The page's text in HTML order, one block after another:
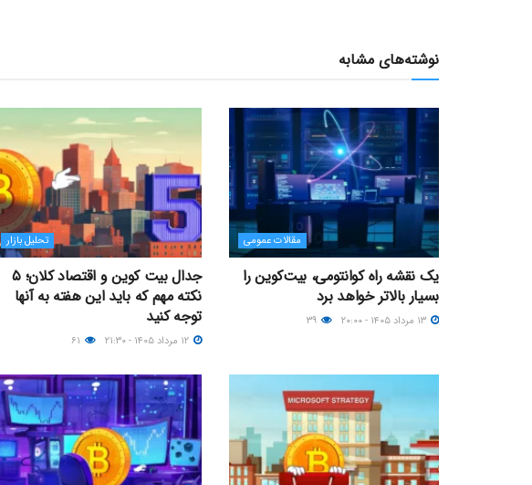
نوشته‌های مشابه
مقالات عمومی
یک نقشه راه کوانتومی، بیت‌کوین را
بسیار بالاتر خواهد برد
تحلیل بازار
جدال بیت کوین و اقتصاد کلان؛ ۵
نکته مهم که باید این هفته به آنها
توجه کنید